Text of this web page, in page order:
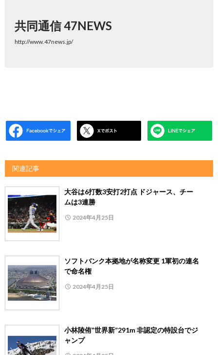
共同通信 47NEWS
http://www.47news.jp/
関連記事
大谷は6打数3安打2打点 ドジャース、チー
ムは3連勝
2024年4月25日
ソフトバンク本拠地が名称変更 1軍初の連名
で命名権
2024年4月25日
小林陵侑“世界新”291m 非認定の特設台でジ
ャンプ